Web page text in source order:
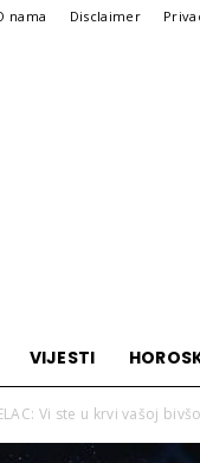
nama Disclaimer
VIJESTI
Vi ste u krvi vašoj